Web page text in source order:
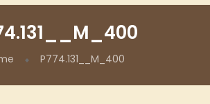
P774.131__M_400